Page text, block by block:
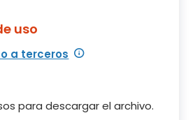
uso
a terceros
para descargar el archivo.